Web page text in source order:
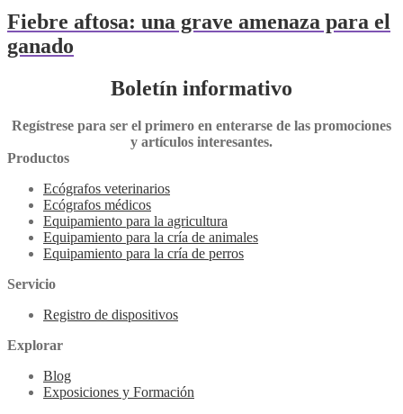
Fiebre aftosa: una grave amenaza para el
ganado
Boletín informativo
Regístrese para ser el primero en enterarse de las promociones
y artículos interesantes.
Productos
Ecógrafos veterinarios
Ecógrafos médicos
Equipamiento para la agricultura
Equipamiento para la cría de animales
Equipamiento para la cría de perros
Servicio
Registro de dispositivos
Explorar
Blog
Exposiciones y Formación